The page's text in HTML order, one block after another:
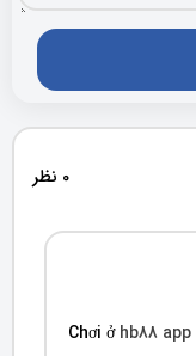
0 نظر
Chơi ởhb88 app